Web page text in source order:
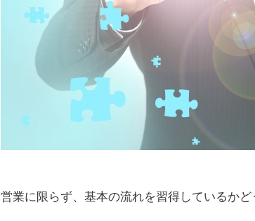
営業に限らず、基本の流れを習得しているかど